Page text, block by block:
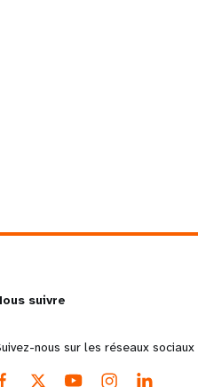
suivre
nous sur les réseaux sociaux